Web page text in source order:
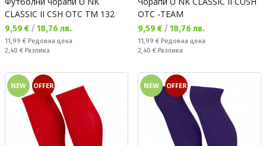
CLASSIC II CSH OTC TM 132
Текуща цена:
9,59 € / 18,76 лв.
Редовна цена:
11,99 € Редовна цена
Спестявате:
2,40 € Разлика
OTC -TEAM
Текуща цена:
9,59 € / 18,76 лв.
Редовна цена:
11,99 € Редовна цена
Спестявате:
2,40 € Разлика
NEW OFFER NEW OFFER